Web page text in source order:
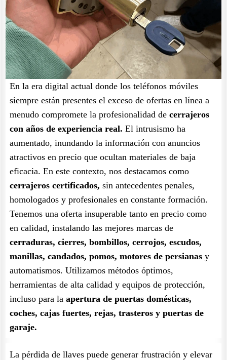
En la era digital actual donde los teléfonos móviles
siempre están presentes el exceso de ofertas en línea a
menudo compromete la profesionalidad de cerrajeros
con años de experiencia real. El intrusismo ha
aumentado, inundando la información con anuncios
atractivos en precio que ocultan materiales de baja
eficacia. En este contexto, nos destacamos como
cerrajeros certificados, sin antecedentes penales,
homologados y profesionales en constante formación.
Tenemos una oferta insuperable tanto en precio como
en calidad, instalando las mejores marcas de
cerraduras, cierres, bombillos, cerrojos, escudos,
manillas, candados, pomos, motores de persianas y
automatismos. Utilizamos métodos óptimos,
herramientas de alta calidad y equipos de protección,
incluso para la apertura de puertas domésticas,
coches, cajas fuertes, rejas, trasteros y puertas de
garaje.
La pérdida de llaves puede generar frustración y elevar